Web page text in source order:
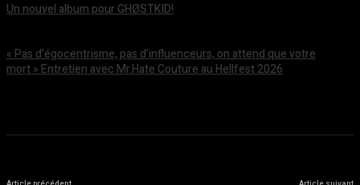
Un nouvel album pour GHØSTKID!
« Pas d’égocentrisme, pas d’influenceurs, on attend que votre
mort » Entretien avec Mr.Hate Couture au Hellfest 2026